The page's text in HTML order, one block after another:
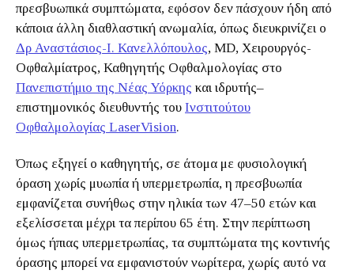
πρεσβυωπικά συμπτώματα, εφόσον δεν πάσχουν ήδη από
κάποια άλλη διαθλαστική ανωμαλία, όπως διευκρινίζει ο
Δρ Αναστάσιος-Ι. Κανελλόπουλος, MD, Χειρουργός-
Οφθαλμίατρος, Καθηγητής Οφθαλμολογίας στο
Πανεπιστήμιο της Νέας Υόρκης και ιδρυτής–
επιστημονικός διευθυντής του Ινστιτούτου
Οφθαλμολογίας LaserVision.
Όπως εξηγεί ο καθηγητής, σε άτομα με φυσιολογική
όραση χωρίς μυωπία ή υπερμετρωπία, η πρεσβυωπία
εμφανίζεται συνήθως στην ηλικία των 47–50 ετών και
εξελίσσεται μέχρι τα περίπου 65 έτη. Στην περίπτωση
όμως ήπιας υπερμετρωπίας, τα συμπτώματα της κοντινής
όρασης μπορεί να εμφανιστούν νωρίτερα, χωρίς αυτό να